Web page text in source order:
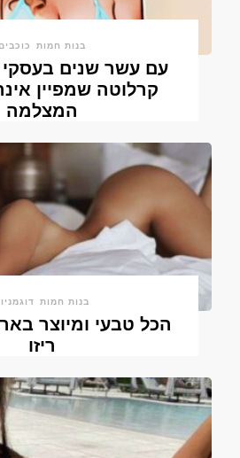
בנות חמות כוכבים
עם עשר שנים בעסקי
קרלוטה שמפיין
המצלמה
בנות חמות
הכל טבעי ומיוצר
ריזו